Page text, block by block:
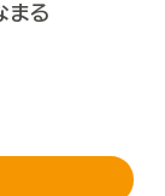
まる